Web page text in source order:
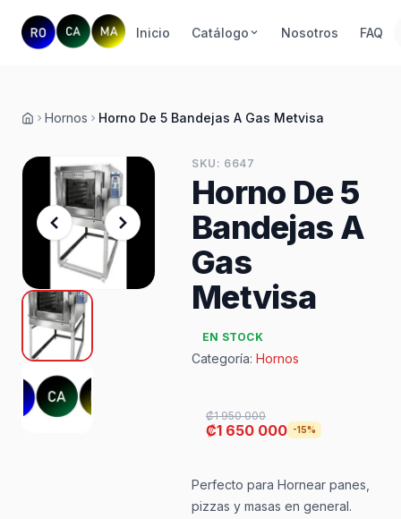
Inicio Catálogo Nosotros FAQ
Inicio
Hornos Horno De 5 Bandejas A Gas Metvisa
SKU: 6647
Horno De 5
Bandejas A
Gas
Metvisa
EN STOCK
Categoría: Hornos
₡1 950 000
₡1 650 000 -15%
Perfecto para Hornear panes,
pizzas y masas en general.